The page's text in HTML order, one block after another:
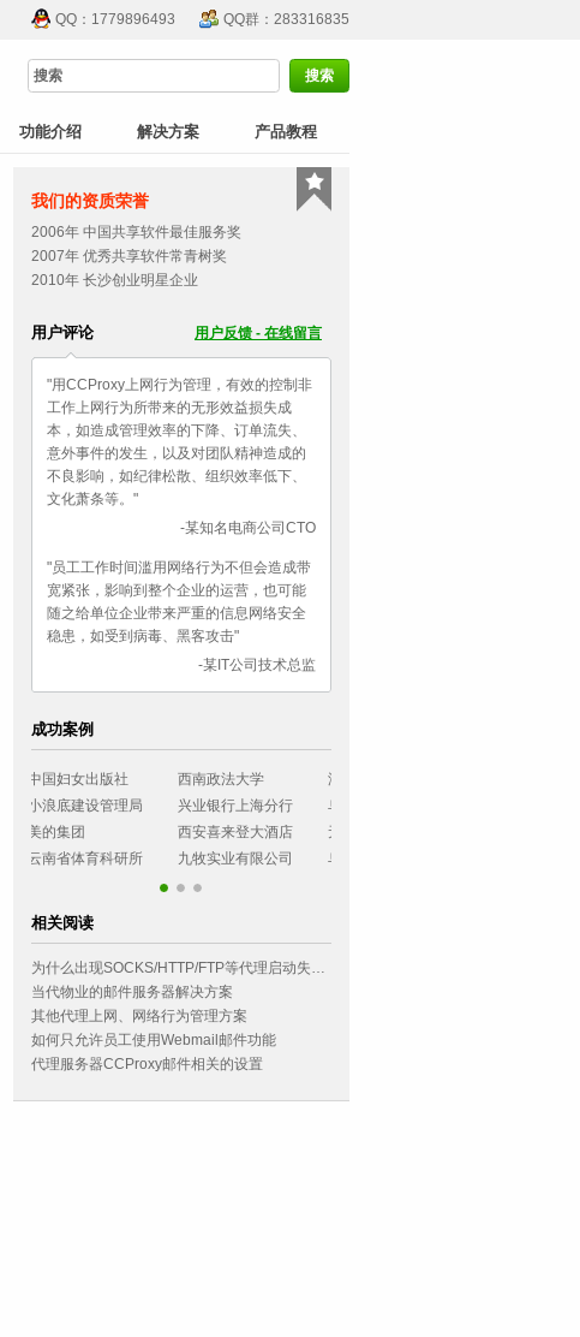
QQ：1779896493 QQ群：283316835
功能介绍 解决方案 产品教程
我们的资质荣誉
2006年 中国共享软件最佳服务奖
2007年 优秀共享软件常青树奖
2010年 长沙创业明星企业
用户评论 用户反馈 - 在线留言
"用CCProxy上网行为管理，有效的控制非
工作上网行为所带来的无形效益损失成
本，如造成管理效率的下降、订单流失、
意外事件的发生，以及对团队精神造成的
不良影响，如纪律松散、组织效率低下、
文化萧条等。"
-某知名电商公司CTO
"员工工作时间滥用网络行为不但会造成带
宽紧张，影响到整个企业的运营，也可能
随之给单位企业带来严重的信息网络安全
稳患，如受到病毒、黑客攻击"
-某IT公司技术总监
成功案例
湖南女子职业大学
长城证券有限公司
乌鲁木齐市气象局
民生银行石家庄分行
无锡工艺职业学院
农业银行四川分行
乌鲁木齐市气象局
民生银行石家庄分行
相关阅读
为什么出现SOCKS/HTTP/FTP等代理启动失败？
当代物业的邮件服务器解决方案
其他代理上网、网络行为管理方案
如何只允许员工使用Webmail邮件功能
代理服务器CCProxy邮件相关的设置